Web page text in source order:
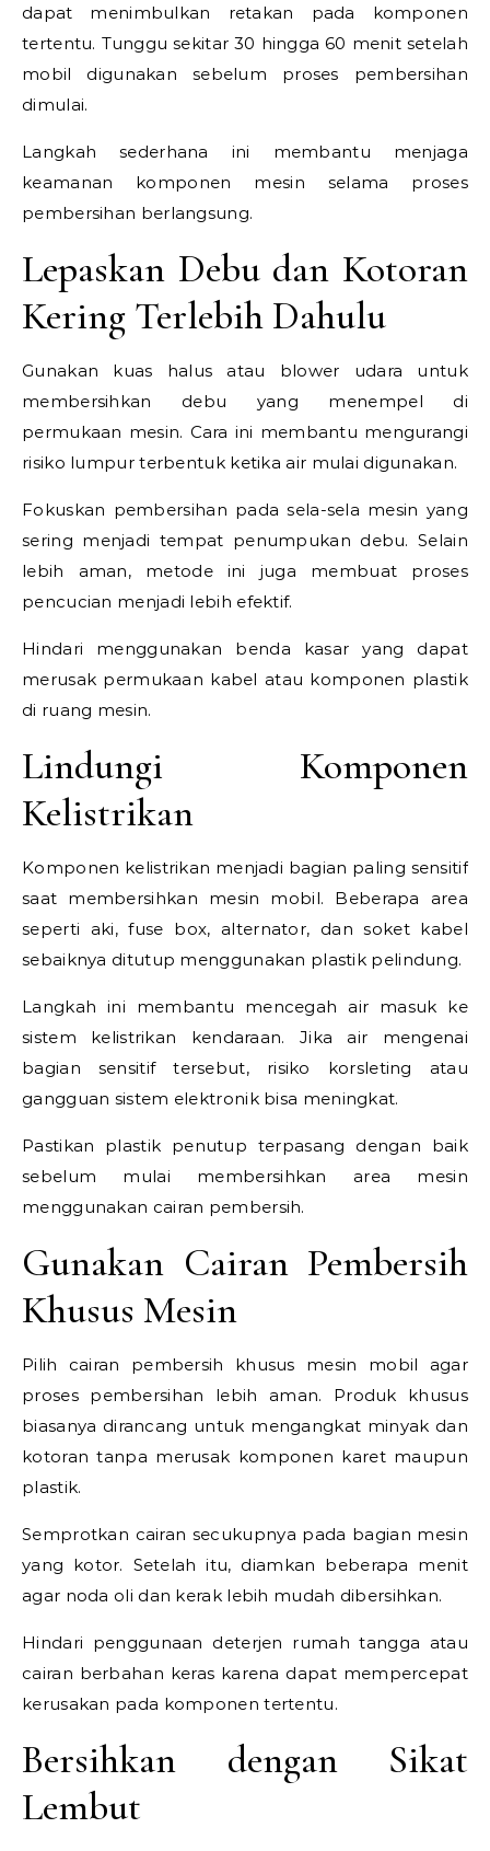
dapat menimbulkan retakan pada komponen
tertentu. Tunggu sekitar 30 hingga 60 menit setelah
mobil digunakan sebelum proses pembersihan
dimulai.
Langkah sederhana ini membantu menjaga
keamanan komponen mesin selama proses
pembersihan berlangsung.
Lepaskan Debu dan Kotoran
Kering Terlebih Dahulu
Gunakan kuas halus atau blower udara untuk
membersihkan debu yang menempel di
permukaan mesin. Cara ini membantu mengurangi
risiko lumpur terbentuk ketika air mulai digunakan.
Fokuskan pembersihan pada sela-sela mesin yang
sering menjadi tempat penumpukan debu. Selain
lebih aman, metode ini juga membuat proses
pencucian menjadi lebih efektif.
Hindari menggunakan benda kasar yang dapat
merusak permukaan kabel atau komponen plastik
di ruang mesin.
Lindungi Komponen
Kelistrikan
Komponen kelistrikan menjadi bagian paling sensitif
saat membersihkan mesin mobil. Beberapa area
seperti aki, fuse box, alternator, dan soket kabel
sebaiknya ditutup menggunakan plastik pelindung.
Langkah ini membantu mencegah air masuk ke
sistem kelistrikan kendaraan. Jika air mengenai
bagian sensitif tersebut, risiko korsleting atau
gangguan sistem elektronik bisa meningkat.
Pastikan plastik penutup terpasang dengan baik
sebelum mulai membersihkan area mesin
menggunakan cairan pembersih.
Gunakan Cairan Pembersih
Khusus Mesin
Pilih cairan pembersih khusus mesin mobil agar
proses pembersihan lebih aman. Produk khusus
biasanya dirancang untuk mengangkat minyak dan
kotoran tanpa merusak komponen karet maupun
plastik.
Semprotkan cairan secukupnya pada bagian mesin
yang kotor. Setelah itu, diamkan beberapa menit
agar noda oli dan kerak lebih mudah dibersihkan.
Hindari penggunaan deterjen rumah tangga atau
cairan berbahan keras karena dapat mempercepat
kerusakan pada komponen tertentu.
Bersihkan dengan Sikat
Lembut